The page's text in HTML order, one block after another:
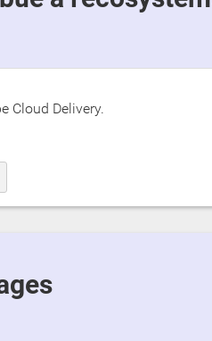
Cloud Delivery.